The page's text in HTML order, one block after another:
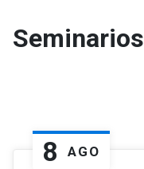
Seminarios
8 AGO